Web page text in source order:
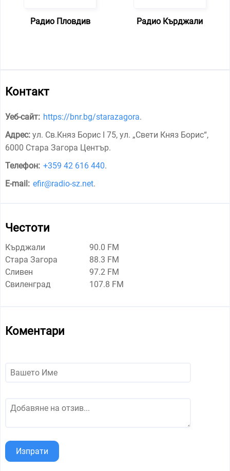
Радио Пловдив Радио Кърджали
Контакт
Уеб-сайт: https://bnr.bg/starazagora.
Адрес: ул. Св.Княз Борис I 75, ул. „Свети Княз Борис“,
6000 Стара Загора Център.
Телефон: +359 42 616 440.
E-mail: efir@radio-sz.net.
Честоти
Кърджали
90.0 FM
Стара Загора
88.3 FM
Сливен
97.2 FM
Свиленград
107.8 FM
Коментари
Изпрати